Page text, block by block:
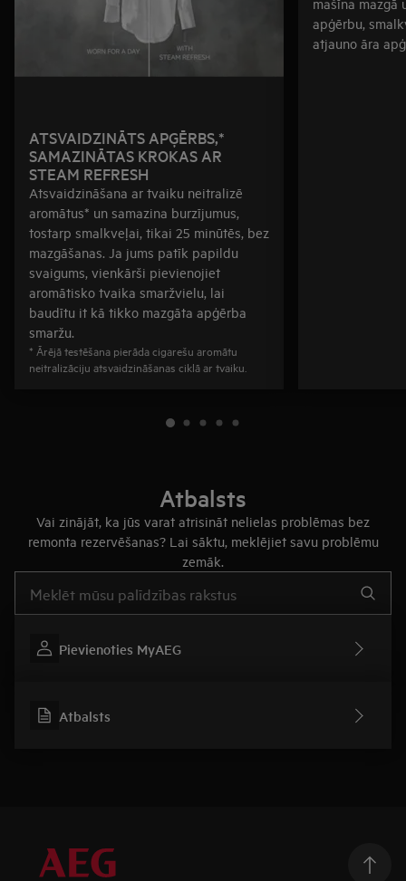
ATSVAIDZINĀTS APĢĒRBS,*
SAMAZINĀTAS KROKAS AR
STEAM REFRESH
Atsvaidzināšana ar tvaiku neitralizē
aromātus* un samazina burzījumus,
tostarp smalkveļai, tikai 25 minūtēs, bez
mazgāšanas. Ja jums patīk papildu
svaigums, vienkārši pievienojiet
aromātisko tvaika smaržvielu, lai
baudītu it kā tikko mazgāta apģērba
smaržu.
* Ārējā testēšana pierāda cigarešu aromātu
neitralizāciju atsvaidzināšanas ciklā ar tvaiku.
apģērbu,
atjauno āra
Atbalsts
Vai zinājāt, ka jūs varat atrisināt nelielas problēmas bez
remonta rezervēšanas? Lai sāktu, meklējiet savu problēmu
zemāk.
Pievienoties MyAEG
Atbalsts